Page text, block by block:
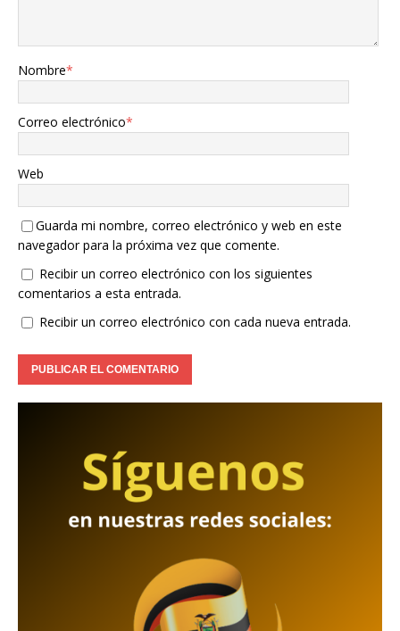
Nombre*
Correo electrónico*
Web
Guarda mi nombre, correo electrónico y web en este
navegador para la próxima vez que comente.
Recibir un correo electrónico con los siguientes
comentarios a esta entrada.
Recibir un correo electrónico con cada nueva entrada.